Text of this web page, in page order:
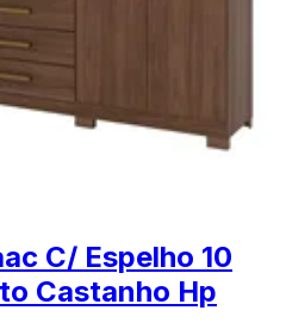
C/ Espelho 10
Castanho Hp